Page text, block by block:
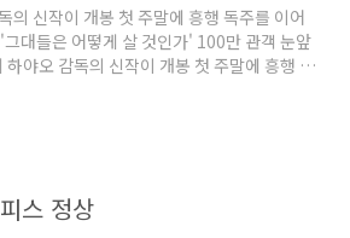
의 신작이 개봉 첫 주말에 흥행 독주를 이어
대들은 어떻게 살 것인가' 100만 관객 눈앞
야오 감독의 신작이 개봉 첫 주말에 흥행 독
- 영화 예매 순위 역대 관객수 별점 -
스 정상